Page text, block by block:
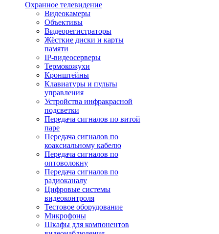
Охранное телевидение
Видеокамеры
Объективы
Видеорегистраторы
Жёсткие диски и карты
памяти
IP-видеосерверы
Термокожухи
Кронштейны
Клавиатуры и пульты
управления
Устройства инфракрасной
подсветки
Передача сигналов по витой
паре
Передача сигналов по
коаксиальному кабелю
Передача сигналов по
оптоволокну
Передача сигналов по
радиоканалу
Цифровые системы
видеоконтроля
Тестовое оборудование
Микрофоны
Шкафы для компонентов